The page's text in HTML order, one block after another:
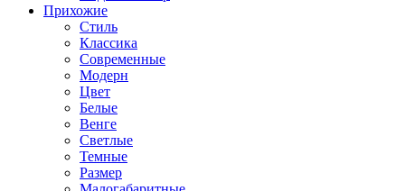
Прихожие
Стиль
Классика
Современные
Модерн
Цвет
Белые
Венге
Светлые
Темные
Размер